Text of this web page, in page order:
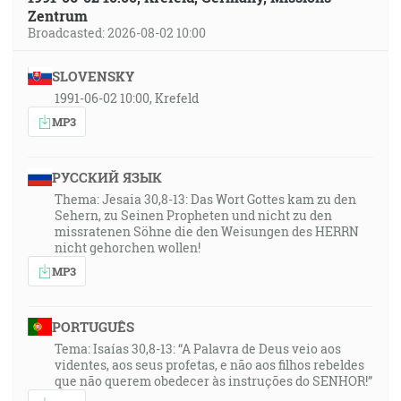
Lebo povstanú falošní kristovia a falošní proroci a
dajú veliké znamenia a budú robiť zázraky, takže by
zviedli v blud, keby bolo možné, aj vyvolených. [Mt
24:24]
35:06
A oni mu povedali: Prečo sa učeníci Jánovi často
postia a modlia a podobne aj učeníci farizeov, a tvoji
jedia a pijú? A on im povedal: Či môžete rozkázať
svadobníkom, kým je s nimi ženích, aby sa postili? Ale
prijdú dni, a keď bude odňatý od nich ženích, potom
36:13
Ten, ktorý má nevestu, je ženích, a priateľ ženíchov,
ktorý tam stojí a čuje ho, veľmi sa raduje pre hlas
Zentrum
Broadcasted: 2026-08-02 10:00
SLOVENSKY
1991-06-02 10:00, Krefeld
MP3
РУССКИЙ ЯЗЫК
Thema: Jesaia 30,8-13: Das Wort Gottes kam zu den
Sehern, zu Seinen Propheten und nicht zu den
missratenen Söhne die den Weisungen des HERRN
nicht gehorchen wollen!
MP3
PORTUGUÊS
Tema: Isaías 30,8-13: “A Palavra de Deus veio aos
videntes, aos seus profetas, e não aos filhos rebeldes
que não querem obedecer às instruções do SENHOR!”